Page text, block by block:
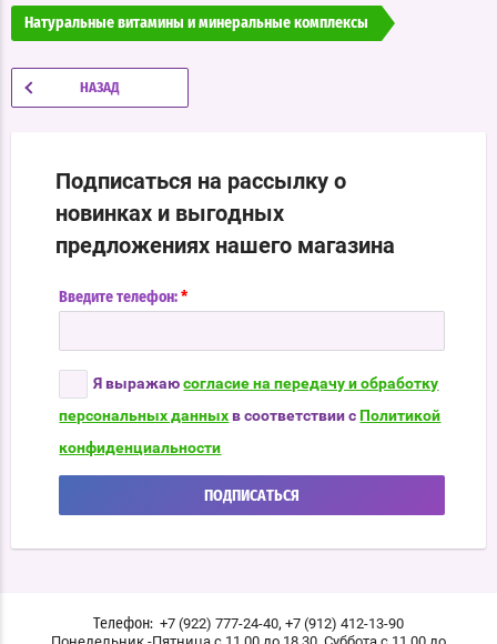
Натуральные витамины и минеральные комплексы
НАЗАД
Подписаться на рассылку о
новинках и выгодных
предложениях нашего магазина
Введите телефон:*
Я выражаюсогласие на передачу и обработку
персональных данных в соответствии сПолитикой
конфиденциальности
ПОДПИСАТЬСЯ
Телефон: +7 (922) 777-24-40, +7 (912) 412-13-90